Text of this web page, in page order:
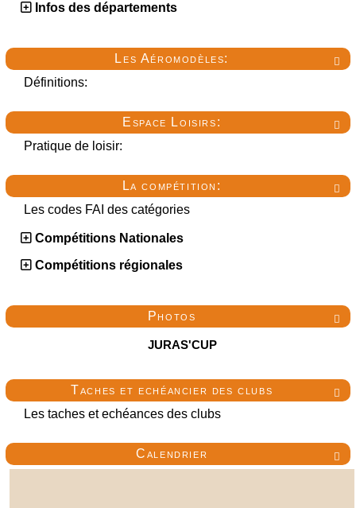
Infos des départements

Les Aéromodèles:
Définitions:

Espace Loisirs:
Pratique de loisir:

La compétition:
Les codes FAI des catégories
Compétitions Nationales
Compétitions régionales

Photos
JURAS'CUP

Taches et echéancier des clubs
Les taches et echéances des clubs

Calendrier